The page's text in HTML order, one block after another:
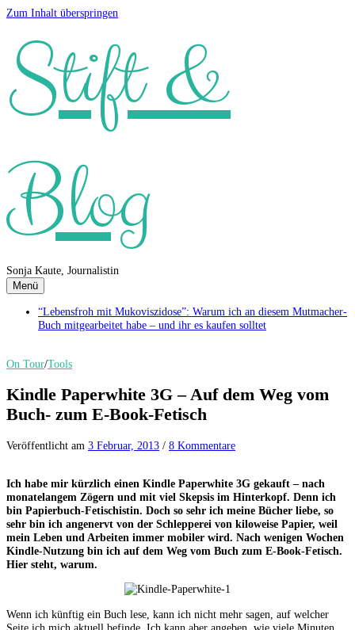
Zum Inhalt überspringen
Stift &
Blog
Sonja Kaute, Journalistin
Menü
“Lebensfroh mit Mukoviszidose”: Warum ich an diesem Mutmacher-
Buch mitgearbeitet habe – und ihr es kaufen solltet
On Tour/Tools
Kindle Paperwhite 3G – Auf dem Weg vom
Buch- zum E-Book-Fetisch
Veröffentlicht am 3 Februar, 2013 / 8 Kommentare
Ich habe mir kürzlich einen Kindle Paperwhite 3G gekauft – nach
monatelangem Zögern und mit viel Skepsis im Hinterkopf. Denn ich
bin Papierbuch-Fetischistin. Doch so sehr ich meine Bücher liebe, so
sehr bin ich angenervt von der Schlepperei von kiloweise Papier, weil
mein Leben und Arbeiten immer mobiler wird. Nach wenigen Wochen
Kindle-Nutzung bin ich auf dem Weg vom Buch zum E-Book-Fetisch.
Hier steht, warum.
Wenn ich künftig ein Buch lese, kann ich nicht mehr sagen, auf welcher
Seite ich mich aktuell befinde. Ich kann aber angeben, wie viele Minuten